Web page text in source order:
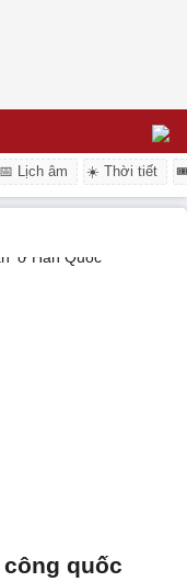
📅 Lịch âm ☀️ Thời tiết
quốc